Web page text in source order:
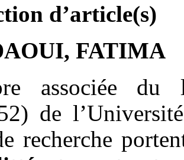
d’article(s)
FATIMA
associée du
de
recherche